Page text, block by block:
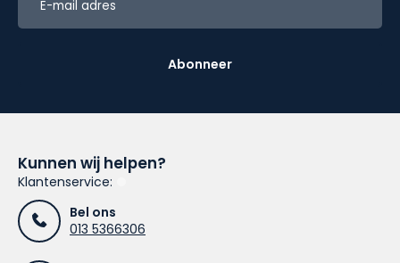
Abonneer
Kunnen wij helpen?
Klantenservice:
Bel ons
013 5366306